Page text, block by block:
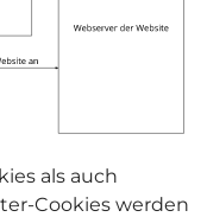
als auch
Cookies werden